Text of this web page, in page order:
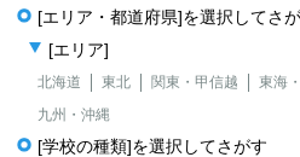
[エリア・都道府県]を選択してさ
[エリア]
北海道 東北 関東・甲信越 東海
九州・沖縄
[学校の種類]を選択してさがす